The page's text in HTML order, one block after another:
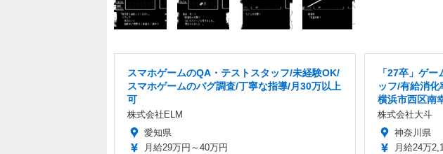
スマホゲームのQA・テストスタッフ/未経験OK/
スマホゲームのバグ調査/丁寧な指導/月30万以上
可
株式会社ELM
愛知県
月給29万円～40万円
「27卒」ゲ
ッフ/有給消
横浜市西区南
株式会社大斗
神奈川県
月給24万